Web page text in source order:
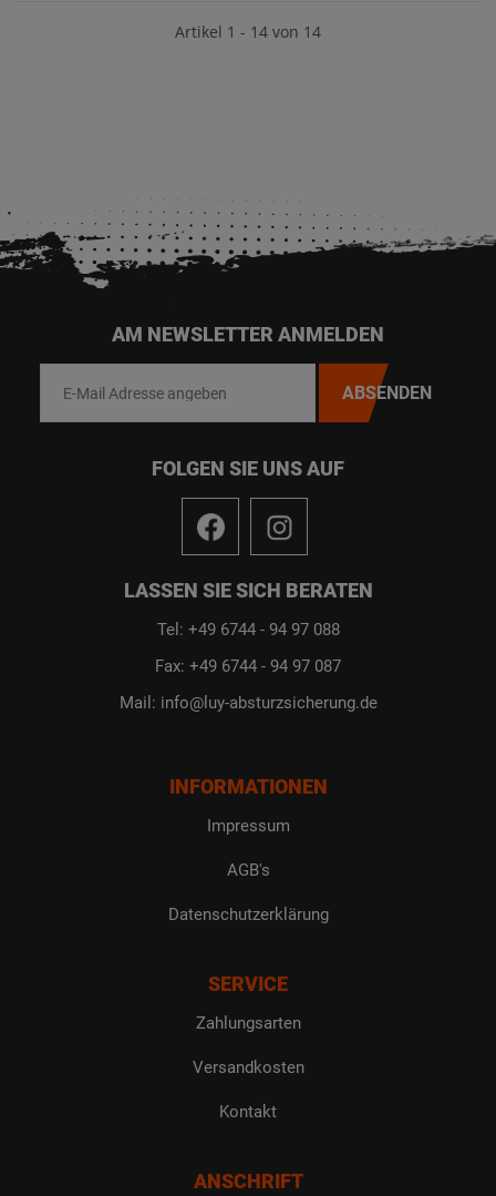
Artikel 1 - 14 von 14
AM NEWSLETTER ANMELDEN
ABSENDEN
FOLGEN SIE UNS AUF
LASSEN SIE SICH BERATEN
Tel: +49 6744 - 94 97 088
Fax: +49 6744 - 94 97 087
Mail: info@luy-absturzsicherung.de
INFORMATIONEN
Impressum
AGB's
Datenschutzerklärung
SERVICE
Zahlungsarten
Versandkosten
Kontakt
ANSCHRIFT